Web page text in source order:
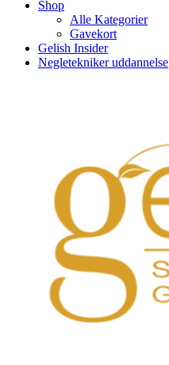
Shop
Alle Kategorier
Gavekort
Gelish Insider
Negletekniker uddannelse